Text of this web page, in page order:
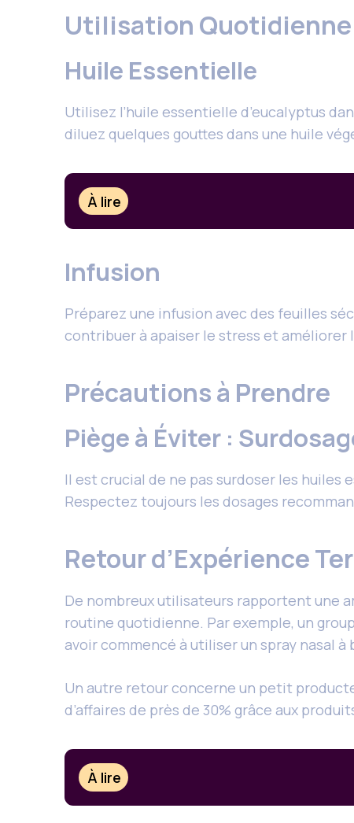
Utilisation Quotidienne
Huile Essentielle
Utilisez l’huile essentielle d’eucalyptus
diluez quelques gouttes dans une huile
À lire
Infusion
Préparez une infusion avec des feuilles
contribuer à apaiser le stress et améliorer
Précautions à Prendre
Piège à Éviter :
Il est crucial de ne pas surdoser les
Respectez toujours les dosages
Retour d’Expérience
De nombreux utilisateurs rapportent une
routine quotidienne. Par exemple, un
avoir commencé à utiliser un spray nasal à
Un autre retour concerne un petit
d’affaires de près de 30% grâce aux
À lire